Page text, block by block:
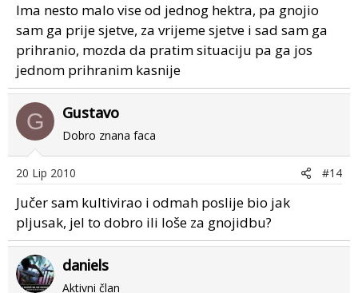
Ima nesto malo vise od jednog hektra, pa gnojio
sam ga prije sjetve, za vrijeme sjetve i sad sam ga
prihranio, mozda da pratim situaciju pa ga jos
jednom prihranim kasnije
G Gustavo
Dobro znana faca
20 Lip 2010 #14
Jučer sam kultivirao i odmah poslije bio jak
pljusak, jel to dobro ili loše za gnojidbu?
daniels
Aktivni član